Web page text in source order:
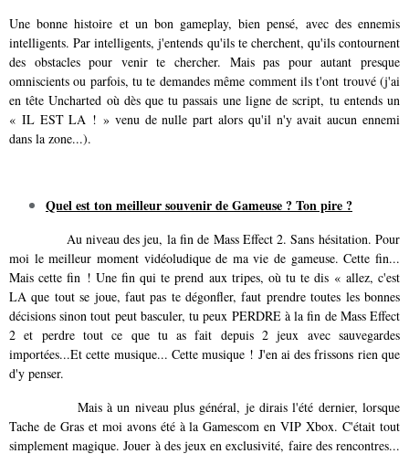
Une bonne histoire et un bon gameplay, bien pensé, avec des ennemis
intelligents. Par intelligents, j'entends qu'ils te cherchent, qu'ils contournent
des obstacles pour venir te chercher. Mais pas pour autant presque
omniscients ou parfois, tu te demandes même comment ils t'ont trouvé (j'ai
en tête Uncharted où dès que tu passais une ligne de script, tu entends un
« IL EST LA ! » venu de nulle part alors qu'il n'y avait aucun ennemi
dans la zone...).
Quel est ton meilleur souvenir de Gameuse ? Ton pire ?
Au niveau des jeu, la fin de Mass Effect 2. Sans hésitation. Pour
moi le meilleur moment vidéoludique de ma vie de gameuse. Cette fin...
Mais cette fin ! Une fin qui te prend aux tripes, où tu te dis « allez, c'est
LA que tout se joue, faut pas te dégonfler, faut prendre toutes les bonnes
décisions sinon tout peut basculer, tu peux PERDRE à la fin de Mass Effect
2 et perdre tout ce que tu as fait depuis 2 jeux avec sauvegardes
importées...Et cette musique... Cette musique ! J'en ai des frissons rien que
d'y penser.
Mais à un niveau plus général, je dirais l'été dernier, lorsque
Tache de Gras et moi avons été à la Gamescom en VIP Xbox. C'était tout
simplement magique. Jouer à des jeux en exclusivité, faire des rencontres...